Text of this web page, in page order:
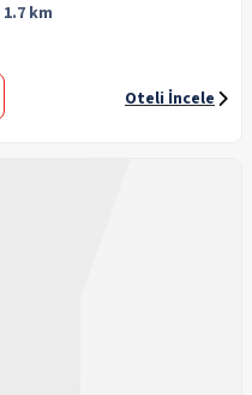
1.7 km
Oteli İncele